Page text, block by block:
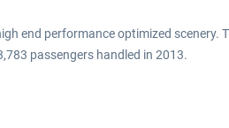
end performance optimized scenery.
passengers handled in 2013.